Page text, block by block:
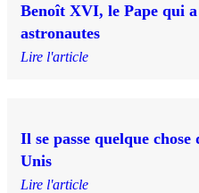
Benoît XVI, le Pape qui
astronautes
Lire l'article
Il se passe quelque
Unis
Lire l'article